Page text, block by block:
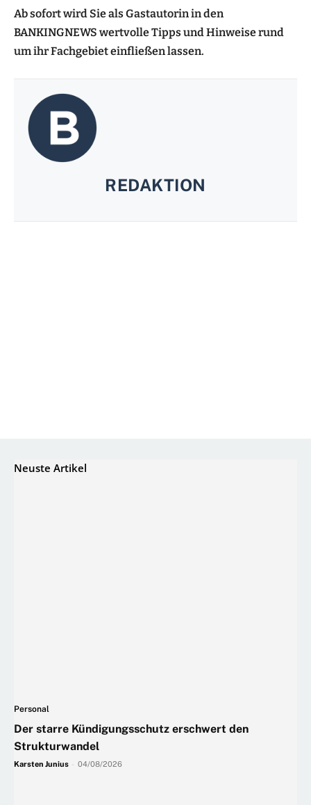
Ab sofort wird Sie als Gastautorin in den
BANKINGNEWS wertvolle Tipps und Hinweise rund
um ihr Fachgebiet einfließen lassen.
REDAKTION
Neuste Artikel
Personal
Der starre Kündigungsschutz erschwert den
Strukturwandel
Karsten Junius 04/08/2026